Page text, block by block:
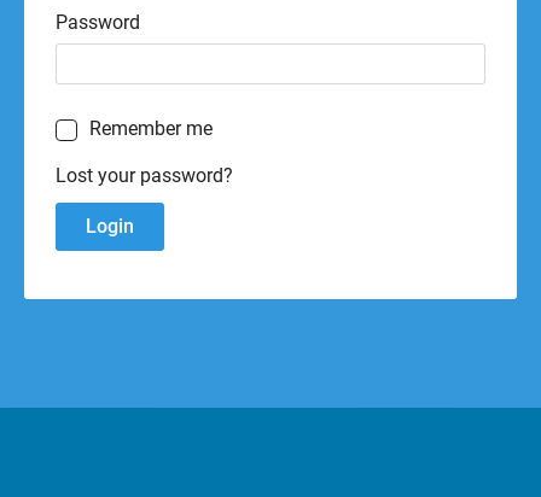
Password
Remember me
Lost your password?